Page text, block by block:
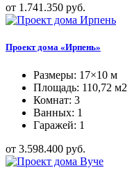
от 1.741.350 руб.
Проект дома «Ирпень»
Размеры: 17×10 м
Площадь: 110,72 м2
Комнат: 3
Ванных: 1
Гаражей: 1
от 3.598.400 руб.